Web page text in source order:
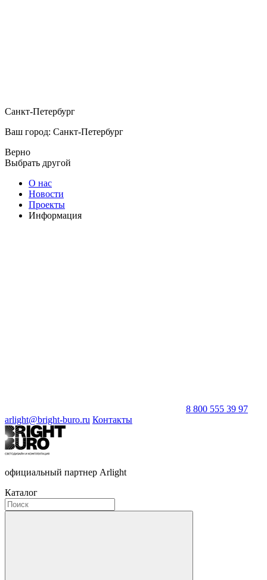
Санкт-Петербург
Ваш город: Санкт-Петербург
Верно
Выбрать другой
О нас
Новости
Проекты
Информация
8 800 555 39 97
arlight@bright-buro.ru Контакты
официальный партнер Arlight
Каталог